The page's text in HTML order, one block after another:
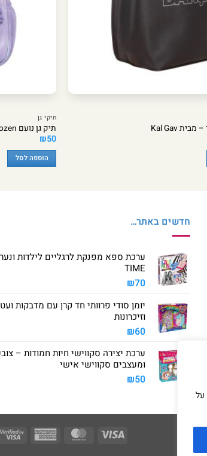
על
תיקי גן
תיק גן נועם Frozen – מבית Kal Gav
₪50
הוספה לסל
חדשים באתר…
TIME
₪70
יומן סודי פרוותי חד קרן עם מדבקות
וזיכרונות
₪60
ערכת יצירה סקווישי חיות חמודות –
ומעצבים סקווישי אישי
₪50
Visa
MasterCard
American